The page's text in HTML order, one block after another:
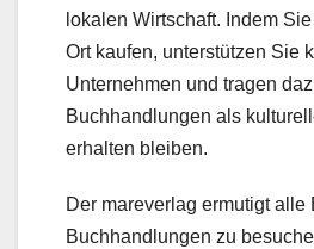
lokalen Wirtschaft. Indem
Ort kaufen, unterstützen Sie
Unternehmen und tragen
Buchhandlungen als
erhalten bleiben.
Der mareverlag ermutigt alle
Buchhandlungen zu